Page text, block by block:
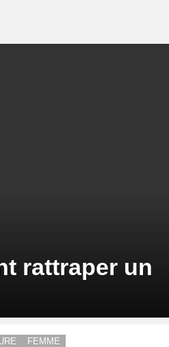
rattraper un
FEMME